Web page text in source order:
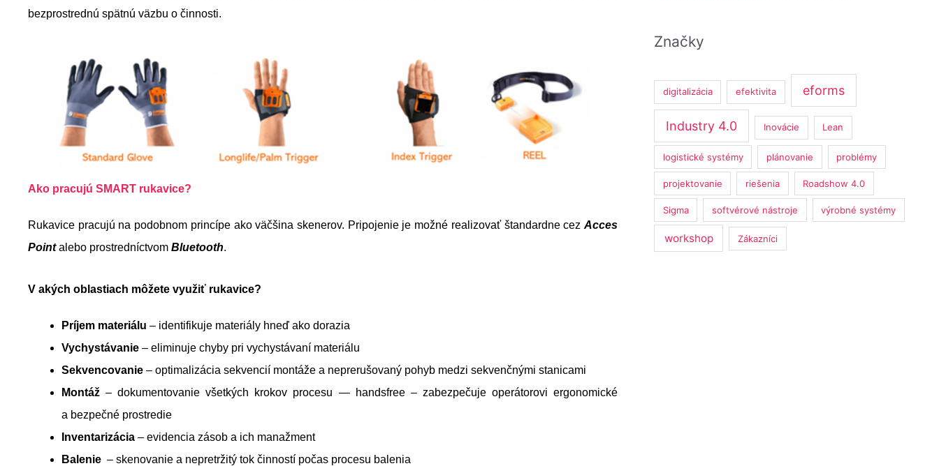
bezprostrednú spätnú väzbu o činnosti.
Ako pracujú SMART rukavice?
Rukavice pracujú na podobnom princípe ako väčšina skenerov. Pripojenie je možné realizovať štandardne cez Acces
Pointalebo prostredníctvom Bluetooth.
V akých oblastiach môžete využiť rukavice?
Príjem materiálu – identifikuje materiály hneď ako dorazia
Vychystávanie – eliminuje chyby pri vychystávaní materiálu
Sekvencovanie – optimalizácia sekvencií montáže a neprerušovaný pohyb medzi sekvenčnými stanicami
Montáž – dokumentovanie všetkých krokov procesu — handsfree – zabezpečuje operátorovi ergonomické
a bezpečné prostredie
Inventarizácia – evidencia zásob a ich manažment
Balenie – skenovanie a nepretržitý tok činností počas procesu balenia
Značky
digitalizácia efektivita eforms
Industry 4.0 Inovácie Lean
logistické systémy plánovanie problémy
projektovanie riešenia Roadshow 4.0
Sigma softvérové nástroje výrobné systémy
workshop Zákazníci